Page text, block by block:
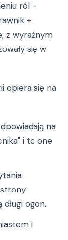
ról -
+
z wyraźnym
się w
opiera się na
na
i to one
ogon.
i